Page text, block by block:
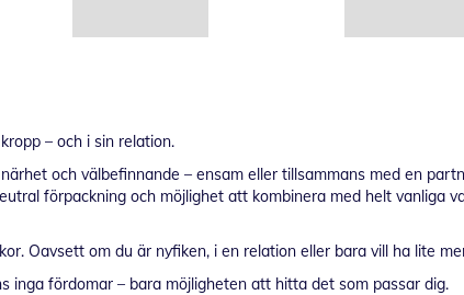
– och i sin relation.
och välbefinnande – ensam eller tillsammans med en
förpackning och möjlighet att kombinera med helt vanliga
Oavsett om du är nyfiken, i en relation eller bara vill ha lite
inga fördomar – bara möjligheten att hitta det som passar dig.